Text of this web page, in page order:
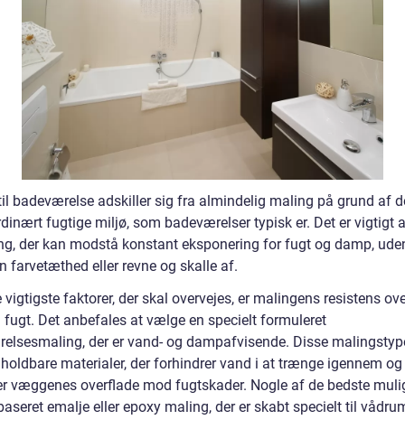
badeværelse adskiller sig fra almindelig maling på grund af
fugtige miljø, som badeværelser typisk er. Det er vigtigt
der kan modstå konstant eksponering for fugt og damp,
farvetæthed eller revne og skalle af.
vigtigste faktorer, der skal overvejes, er malingens resistens
fugt. Det anbefales at vælge en specielt formuleret
der er vand- og dampafvisende. Disse
materialer, der forhindrer vand i at trænge igennem og
væggenes overflade mod fugtskader. Nogle af de bedste
emalje eller epoxy maling, der er skabt specielt til